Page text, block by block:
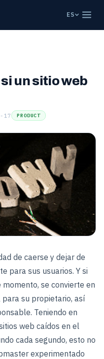
ES
un sitio web
17 PRODUCT
de caerse y dejar de
para sus usuarios. Y si
se convierte en
su propietario, así
Teniendo en
web caídos en el
cada segundo, esto no
experimentado